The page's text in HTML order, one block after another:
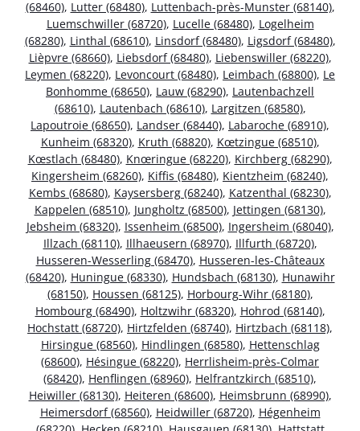
(68460), Lutter (68480), Luttenbach-près-Munster (68140),
Luemschwiller (68720), Lucelle (68480), Logelheim
(68280), Linthal (68610), Linsdorf (68480), Ligsdorf (68480),
Lièpvre (68660), Liebsdorf (68480), Liebenswiller (68220),
Leymen (68220), Levoncourt (68480), Leimbach (68800), Le
Bonhomme (68650), Lauw (68290), Lautenbachzell
(68610), Lautenbach (68610), Largitzen (68580),
Lapoutroie (68650), Landser (68440), Labaroche (68910),
Kunheim (68320), Kruth (68820), Kœtzingue (68510),
Kœstlach (68480), Knœringue (68220), Kirchberg (68290),
Kingersheim (68260), Kiffis (68480), Kientzheim (68240),
Kembs (68680), Kaysersberg (68240), Katzenthal (68230),
Kappelen (68510), Jungholtz (68500), Jettingen (68130),
Jebsheim (68320), Issenheim (68500), Ingersheim (68040),
Illzach (68110), Illhaeusern (68970), Illfurth (68720),
Husseren-Wesserling (68470), Husseren-les-Châteaux
(68420), Huningue (68330), Hundsbach (68130), Hunawihr
(68150), Houssen (68125), Horbourg-Wihr (68180),
Hombourg (68490), Holtzwihr (68320), Hohrod (68140),
Hochstatt (68720), Hirtzfelden (68740), Hirtzbach (68118),
Hirsingue (68560), Hindlingen (68580), Hettenschlag
(68600), Hésingue (68220), Herrlisheim-près-Colmar
(68420), Henflingen (68960), Helfrantzkirch (68510),
Heiwiller (68130), Heiteren (68600), Heimsbrunn (68990),
Heimersdorf (68560), Heidwiller (68720), Hégenheim